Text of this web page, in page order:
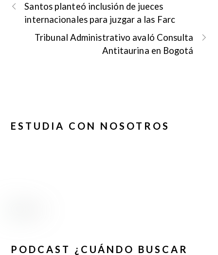
Santos planteó inclusión de jueces
internacionales para juzgar a las Farc
Tribunal Administrativo avaló Consulta
Antitaurina en Bogotá
ESTUDIA CON NOSOTROS
PODCAST ¿CUÁNDO BUSCAR